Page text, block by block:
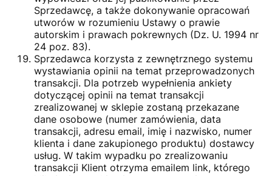
Sprzedawcę, a także dokonywanie opracowań
utworów w rozumieniu Ustawy o prawie
autorskim i prawach pokrewnych (Dz. U. 1994 nr
24 poz. 83).
Sprzedawca korzysta z zewnętrznego systemu
wystawiania opinii na temat przeprowadzonych
transakcji. Dla potrzeb wypełnienia ankiety
dotyczącej opinii na temat transakcji
zrealizowanej w sklepie zostaną przekazane
dane osobowe (numer zamówienia, data
transakcji, adresu email, imię i nazwisko, numer
klienta i dane zakupionego produktu) dostawcy
usług. W takim wypadku po zrealizowaniu
transakcji Klient otrzyma emailem link, którego